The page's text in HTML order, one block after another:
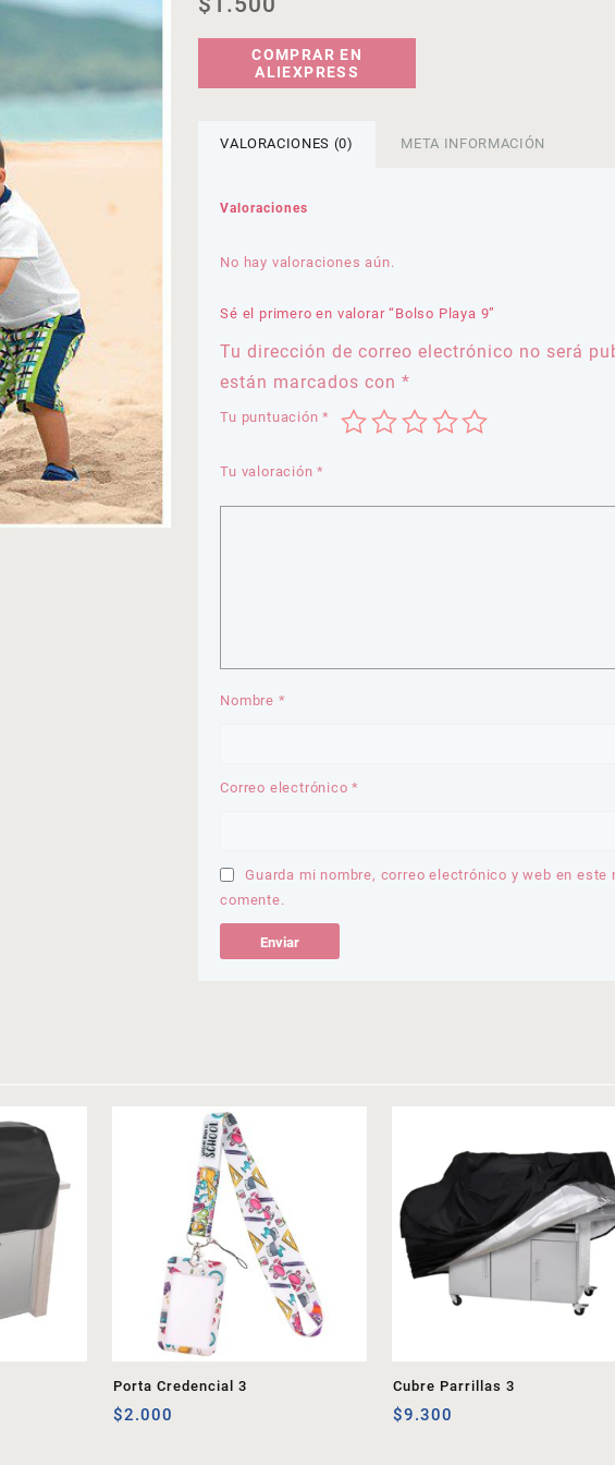
COMPRAR EN
ALIEXPRESS
VALORACIONES (0) META INFORMACIÓN
Valoraciones
No hay valoraciones aún.
Sé el primero en valorar “Bolso Playa 9”
Tu dirección de correo electrónico no será
están marcados con*
Tu puntuación*
Tu valoración*
Nombre *
Correo electrónico*
Guarda mi nombre, correo electrónico y web en este
comente.
Porta Credencial 3
$2.000
Cubre Parrillas 3
$9.300